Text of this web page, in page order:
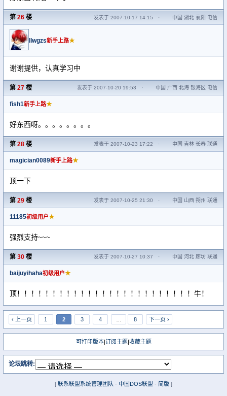
第 26 楼 发表于 2007-10-17 14:15 · 中国 湖北 襄阳 电信
llwgzs新手上路★
谢谢提供，认真学习中
第 27 楼 发表于 2007-10-20 19:53 · 中国 广西 北海 银海区 电信
fish1新手上路★
好东西呀。。。。。。。。
第 28 楼 发表于 2007-10-23 17:22 · 中国 吉林 长春 联通
magician0089新手上路★
顶一下
第 29 楼 发表于 2007-10-25 21:30 · 中国 山西 朔州 联通
11185初级用户★
强烈支持~~~
第 30 楼 发表于 2007-10-27 10:37 · 中国 河北 廊坊 联通
baijuyihaha初级用户★
顶！！！！！！！！！！！！！！！！！！！！！！！！！牛！
‹ 上一页 1 2 3 4 8 下一页 ›
可打印版本|订阅主题|收藏主题
论坛跳转:
[ 联系联盟系统管理团队 - 中国DOS联盟 - 简版 ]